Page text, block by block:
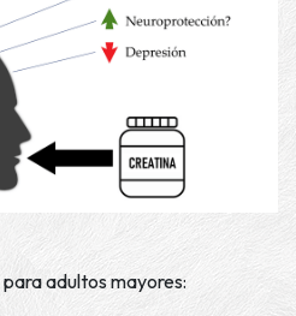
adultos mayores: